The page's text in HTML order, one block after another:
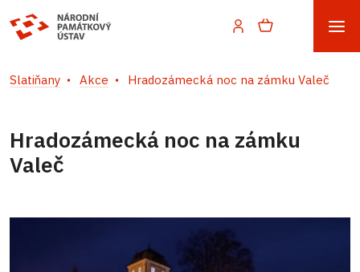
Slatiňany Akce Hradozámecká noc na zámku Valeč
Hradozámecká noc na zámku
Valeč